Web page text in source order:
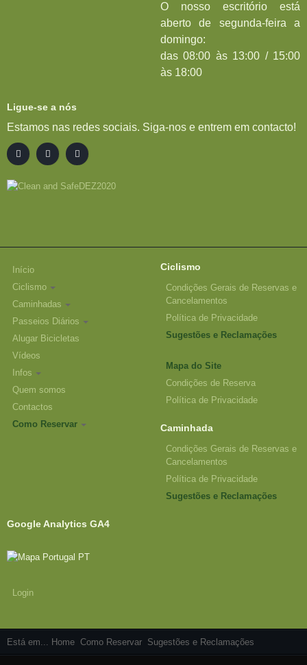
O nosso escritório está
aberto de segunda-feira a
domingo:
das 08:00 às 13:00 / 15:00
às 18:00
Ligue-se a nós
Estamos nas redes sociais. Siga-nos e entrem em contacto!
Início
Ciclismo
Caminhadas
Passeios Diários
Alugar Bicicletas
Vídeos
Infos
Quem somos
Contactos
Como Reservar
Ciclismo
Condições Gerais de Reservas e
Cancelamentos
Política de Privacidade
Sugestões e Reclamações
Mapa do Site
Condições de Reserva
Política de Privacidade
Caminhada
Condições Gerais de Reservas e
Cancelamentos
Política de Privacidade
Sugestões e Reclamações
Google Analytics GA4
Login
Está em... Home Como Reservar Sugestões e Reclamações